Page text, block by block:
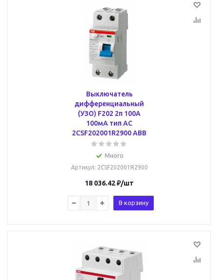
Выключатель
дифференциальный
(УЗО) F202 2п 100А
100мА тип AC
2CSF202001R2900 ABB
Много
Артикул: 2CSF202001R2900
18 036.42₽/шт
В корзину